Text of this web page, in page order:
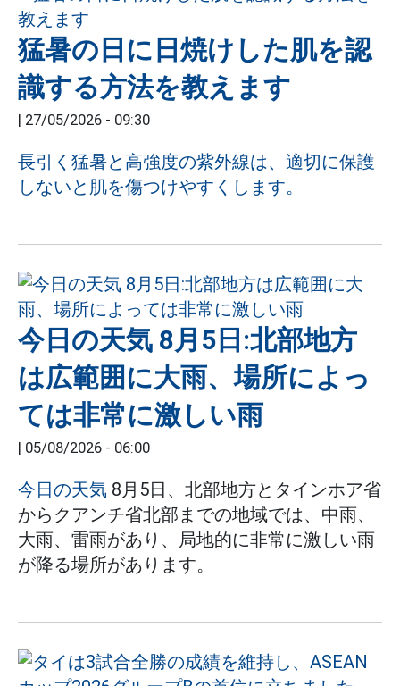
猛暑の日に日焼けした肌を認
識する方法を教えます
| 27/05/2026 - 09:30
長引く猛暑と高強度の紫外線は、適切に保護
しないと肌を傷つけやすくします。
今日の天気 8月5日:北部地方
は広範囲に大雨、場所によっ
ては非常に激しい雨
| 05/08/2026 - 06:00
今日の天気 8月5日、北部地方とタインホア省
からクアンチ省北部までの地域では、中雨、
大雨、雷雨があり、局地的に非常に激しい雨
が降る場所があります。